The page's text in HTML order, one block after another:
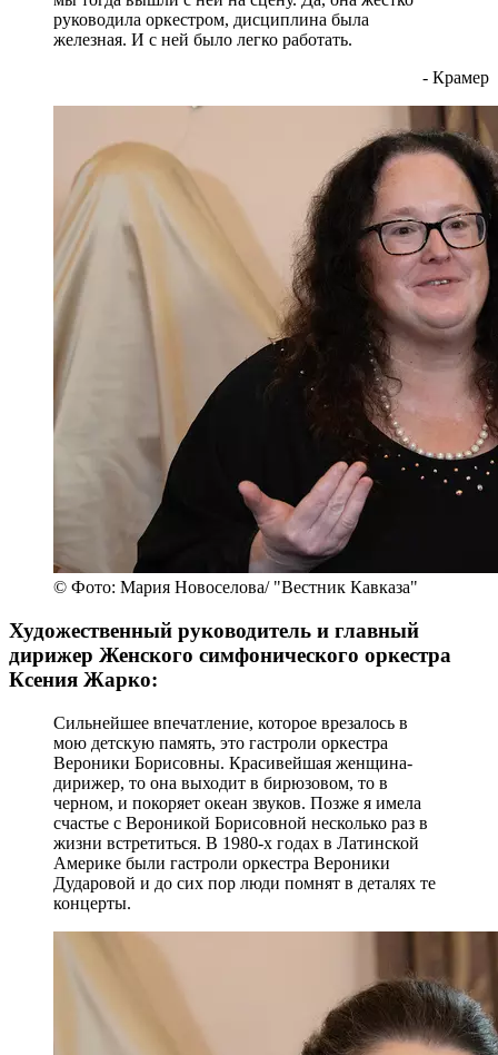
руководила оркестром, дисциплина была
железная. И с ней было легко работать.
- Крамер
© Фото: Мария Новоселова/ "Вестник Кавказа"
Художественный руководитель и главный
дирижер Женского симфонического оркестра
Ксения Жарко:
Сильнейшее впечатление, которое врезалось в
мою детскую память, это гастроли оркестра
Вероники Борисовны. Красивейшая женщина-
дирижер, то она выходит в бирюзовом, то в
черном, и покоряет океан звуков. Позже я имела
счастье с Вероникой Борисовной несколько раз в
жизни встретиться. В 1980-х годах в Латинской
Америке были гастроли оркестра Вероники
Дударовой и до сих пор люди помнят в деталях те
концерты.